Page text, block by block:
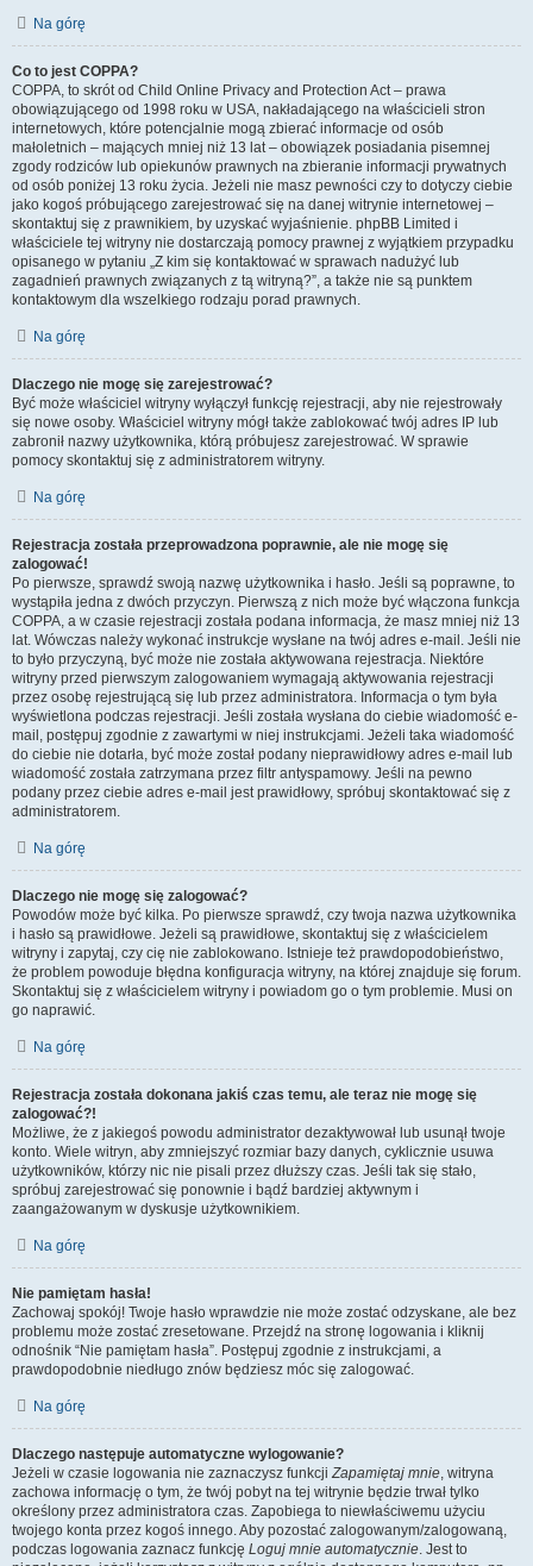
Na górę
Co to jest COPPA?
COPPA, to skrót od Child Online Privacy and Protection Act – prawa
obowiązującego od 1998 roku w USA, nakładającego na właścicieli stron
internetowych, które potencjalnie mogą zbierać informacje od osób
małoletnich – mających mniej niż 13 lat – obowiązek posiadania pisemnej
zgody rodziców lub opiekunów prawnych na zbieranie informacji prywatnych
od osób poniżej 13 roku życia. Jeżeli nie masz pewności czy to dotyczy ciebie
jako kogoś próbującego zarejestrować się na danej witrynie internetowej –
skontaktuj się z prawnikiem, by uzyskać wyjaśnienie. phpBB Limited i
właściciele tej witryny nie dostarczają pomocy prawnej z wyjątkiem przypadku
opisanego w pytaniu „Z kim się kontaktować w sprawach nadużyć lub
zagadnień prawnych związanych z tą witryną?”, a także nie są punktem
kontaktowym dla wszelkiego rodzaju porad prawnych.
Na górę
Dlaczego nie mogę się zarejestrować?
Być może właściciel witryny wyłączył funkcję rejestracji, aby nie rejestrowały
się nowe osoby. Właściciel witryny mógł także zablokować twój adres IP lub
zabronił nazwy użytkownika, którą próbujesz zarejestrować. W sprawie
pomocy skontaktuj się z administratorem witryny.
Na górę
Rejestracja została przeprowadzona poprawnie, ale nie mogę się
zalogować!
Po pierwsze, sprawdź swoją nazwę użytkownika i hasło. Jeśli są poprawne, to
wystąpiła jedna z dwóch przyczyn. Pierwszą z nich może być włączona funkcja
COPPA, a w czasie rejestracji została podana informacja, że masz mniej niż 13
lat. Wówczas należy wykonać instrukcje wysłane na twój adres e-mail. Jeśli nie
to było przyczyną, być może nie została aktywowana rejestracja. Niektóre
witryny przed pierwszym zalogowaniem wymagają aktywowania rejestracji
przez osobę rejestrującą się lub przez administratora. Informacja o tym była
wyświetlona podczas rejestracji. Jeśli została wysłana do ciebie wiadomość e-
mail, postępuj zgodnie z zawartymi w niej instrukcjami. Jeżeli taka wiadomość
do ciebie nie dotarła, być może został podany nieprawidłowy adres e-mail lub
wiadomość została zatrzymana przez filtr antyspamowy. Jeśli na pewno
podany przez ciebie adres e-mail jest prawidłowy, spróbuj skontaktować się z
administratorem.
Na górę
Dlaczego nie mogę się zalogować?
Powodów może być kilka. Po pierwsze sprawdź, czy twoja nazwa użytkownika
i hasło są prawidłowe. Jeżeli są prawidłowe, skontaktuj się z właścicielem
witryny i zapytaj, czy cię nie zablokowano. Istnieje też prawdopodobieństwo,
że problem powoduje błędna konfiguracja witryny, na której znajduje się forum.
Skontaktuj się z właścicielem witryny i powiadom go o tym problemie. Musi on
go naprawić.
Na górę
Rejestracja została dokonana jakiś czas temu, ale teraz nie mogę się
zalogować?!
Możliwe, że z jakiegoś powodu administrator dezaktywował lub usunął twoje
konto. Wiele witryn, aby zmniejszyć rozmiar bazy danych, cyklicznie usuwa
użytkowników, którzy nic nie pisali przez dłuższy czas. Jeśli tak się stało,
spróbuj zarejestrować się ponownie i bądź bardziej aktywnym i
zaangażowanym w dyskusje użytkownikiem.
Na górę
Nie pamiętam hasła!
Zachowaj spokój! Twoje hasło wprawdzie nie może zostać odzyskane, ale bez
problemu może zostać zresetowane. Przejdź na stronę logowania i kliknij
odnośnik “Nie pamiętam hasła”. Postępuj zgodnie z instrukcjami, a
prawdopodobnie niedługo znów będziesz móc się zalogować.
Na górę
Dlaczego następuje automatyczne wylogowanie?
Jeżeli w czasie logowania nie zaznaczysz funkcjiZapamiętaj mnie, witryna
zachowa informację o tym, że twój pobyt na tej witrynie będzie trwał tylko
określony przez administratora czas. Zapobiega to niewłaściwemu użyciu
twojego konta przez kogoś innego. Aby pozostać zalogowanym/zalogowaną,
podczas logowania zaznacz funkcję Loguj mnie automatycznie. Jest to